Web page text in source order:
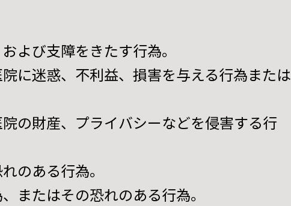
よび支障をきたす行為。
に迷惑、不利益、損害を与える行為または
の財産、プライバシーなどを侵害する行
のある行為。
またはその恐れのある行為。